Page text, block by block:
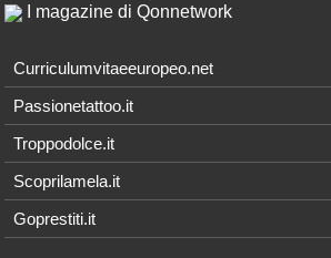
I magazine di Qonnetwork
Curriculumvitaeeuropeo.net
Passionetattoo.it
Troppodolce.it
Scoprilamela.it
Goprestiti.it